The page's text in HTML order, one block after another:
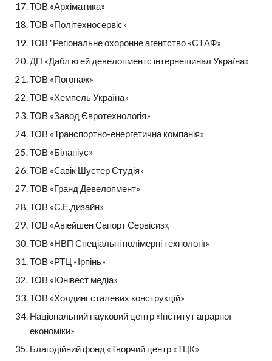
ТОВ «Архіматика»
ТОВ «Політехносервіс»
ТОВ "Регіональне охоронне агентство «СТАФ»
ДП «Дабл ю ей девелопментс інтернешинал Україна»
ТОВ «Погонаж»
ТОВ «Хемпель Україна»
ТОВ «Завод Євротехнологія»
ТОВ «Транспортно-енергетична компанія»
ТОВ «Біланіус»
ТОВ «Cавік Шустер Студія»
ТОВ «Гранд Девелопмент»
ТОВ «С.Е.дизайн»
ТОВ «Авіейшен Сапорт Сервісиз»,
ТОВ «НВП Спеціальні полімерні технології»
ТОВ «РТЦ «Ірпінь»
ТОВ «Юнівест медіа»
ТОВ «Холдинг сталевих конструкцій»
Національний науковий центр «Інститут аграрної
економіки»
Благодійний фонд «Творчий центр «ТЦК»